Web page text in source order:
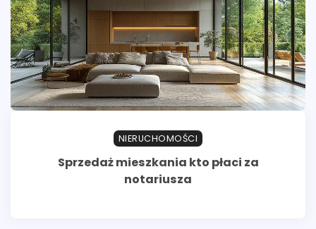
NIERUCHOMOŚCI
Sprzedaż mieszkania kto płaci za
notariusza